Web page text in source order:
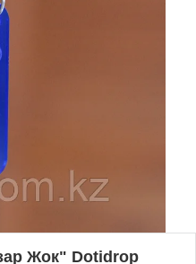
Жок" Dotidrop